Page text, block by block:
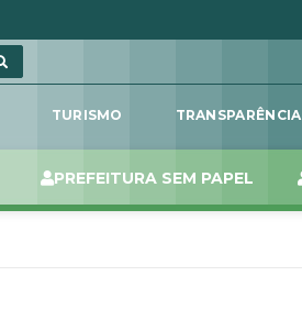
TURISMO TRANSPARÊNCIA
PREFEITURA SEM PAPEL